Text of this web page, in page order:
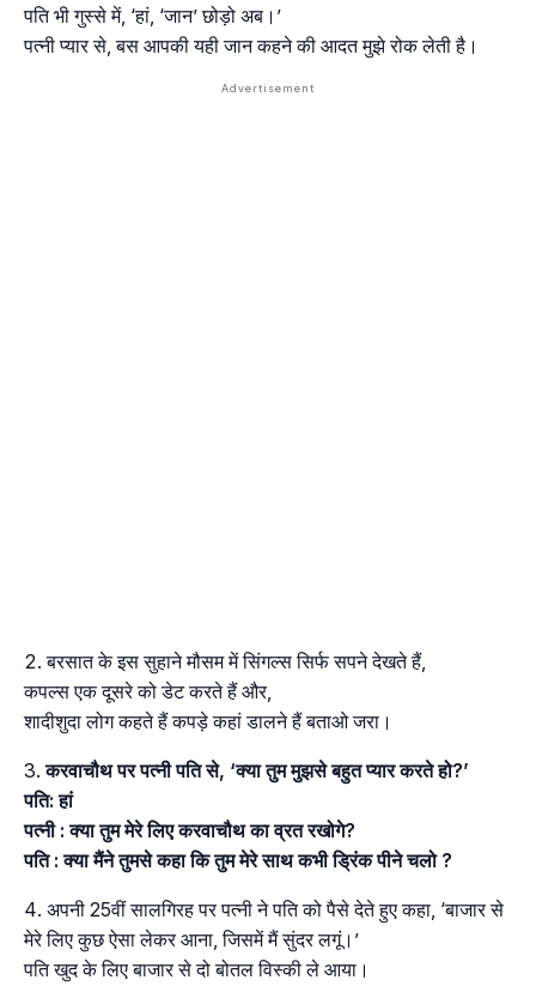
पति भी गुस्से में, ‘हां, ‘जान’ छोड़ो अब।’
पत्नी प्यार से, बस आपकी यही जान कहने की आदत मुझे रोक लेती है।
बरसात के इस सुहाने मौसम में सिंगल्स सिर्फ सपने देखते हैं,
कपल्स एक दूसरे को डेट करते हैं और,
शादीशुदा लोग कहते हैं कपड़े कहां डालने हैं बताओ जरा।
करवाचौथ पर पत्नी पति से, ‘क्या तुम मुझसे बहुत प्यार करते हो?’
पति: हां
पत्नी : क्या तुम मेरे लिए करवाचौथ का व्रत रखोगे?
पति : क्या मैंने तुमसे कहा कि तुम मेरे साथ कभी ड्रिंक पीने चलो ?
अपनी 25वीं सालगिरह पर पत्नी ने पति को पैसे देते हुए कहा, ‘बाजार से
मेरे लिए कुछ ऐसा लेकर आना, जिसमें मैं सुंदर लगूं।’
पति खुद के लिए बाजार से दो बोतल विस्की ले आया।